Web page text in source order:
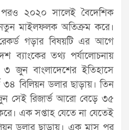
২০২০ সালেই বৈদেশিক
নতুন মাইলফলক অতিক্রম করে।
গড়ার বিষয়টি এর আগে
ব্যাংকের তথ্য পর্যালোচনায়
জুন বাংলাদেশের ইতিহাসে
৩৪ বিলিয়ন ডলার ছাড়ায়। তিন
সেই রিজার্ভ আরো বেড়ে ৩৫
এক সপ্তাহ যেতে না যেতেই